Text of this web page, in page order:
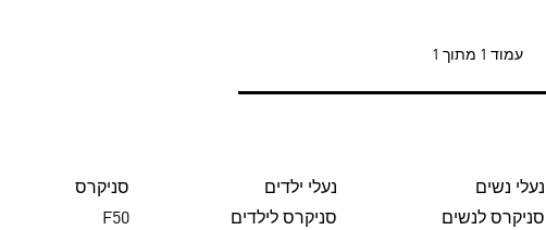
עמוד 1 מתוך 1
נעלי נשים נעלי ילדים
סניקרס
סניקרס לנשים סניקרס לילדים
F50